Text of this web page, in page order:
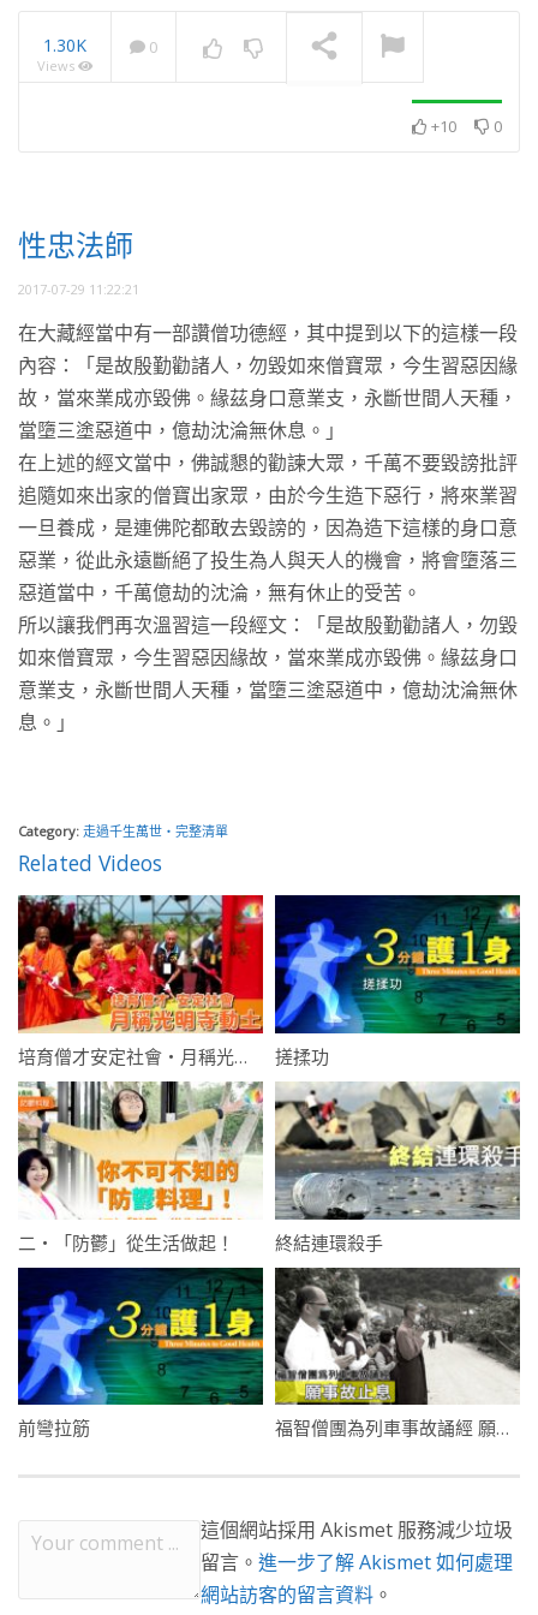
以《釋量論》破流言
1.30K
Views
0
+10 0
性忠法師
2017-07-29 11:22:21
在大藏經當中有一部讚僧功德經，其中提到以下的這樣一段
內容：「是故殷勤勸諸人，勿毀如來僧寶眾，今生習惡因緣
故，當來業成亦毀佛。緣茲身口意業支，永斷世間人天種，
當墮三塗惡道中，億劫沈淪無休息。」
在上述的經文當中，佛誠懇的勸諫大眾，千萬不要毀謗批評
追隨如來出家的僧寶出家眾，由於今生造下惡行，將來業習
一旦養成，是連佛陀都敢去毀謗的，因為造下這樣的身口意
惡業，從此永遠斷絕了投生為人與天人的機會，將會墮落三
惡道當中，千萬億劫的沈淪，無有休止的受苦。
所以讓我們再次溫習這一段經文：「是故殷勤勸諸人，勿毀
如來僧寶眾，今生習惡因緣故，當來業成亦毀佛。緣茲身口
意業支，永斷世間人天種，當墮三塗惡道中，億劫沈淪無休
息。」
Category: 走過千生萬世・完整清單
Related Videos
培育僧才安定社會・月稱光明寺動土 搓揉功
二・「防鬱」從生活做起！ 終結連環殺手
前彎拉筋 福智僧團為列車事故誦經 願事故平息
這個網站採用 Akismet 服務減少垃圾
留言。 進一步了解 Akismet 如何處理
網站訪客的留言資料 。